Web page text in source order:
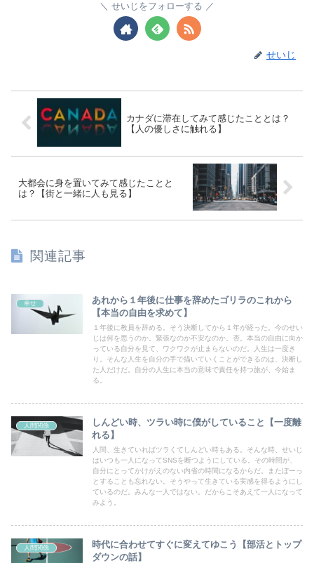
せいじをフォローする
せいじ
カナダに滞在してみて感じたこととは？
【人の優しさに触れる】
大都会に身を置いてみて感じたことと
は？【街と一緒に人も見る】
関連記事
幸せ
あれから１年後に仕事を辞めたゴリラのこれから
【本当の自由を求めて】
１年後に教員を辞める。そう決断してから１年が経った。今のせい
じは何を思うのか。緊張なのか不安なのか。否。本当の自由に向か
っている自分を見て、ワクワクが止まらないのだ。人生は一度き
り。そんな人生を自分の手で描いていくことができるのは、決断し
た人だけだ。自分の人生に本当の意味で責任を持つ旅が、今始ま
る。
人間関係
しんどい時、ツラい時に僕がしていること【一度離
れる】
人間、生きていればツラくてしんどい時もある。そんな時、せいじ
はいつも一人になってSNSを断つようにしている。その時間が、
自分にとってかけがえのない内省の時間になるからだ。またぼーっ
とすることも忘れない。そうやって生きている実感を得るようにし
ているのだ。みんな一人ではない。だからこそあえて一人になって
みよう。
人間関係
時代に合わせてすぐに変えてゆこう【部活とトップ
ダウンの話】